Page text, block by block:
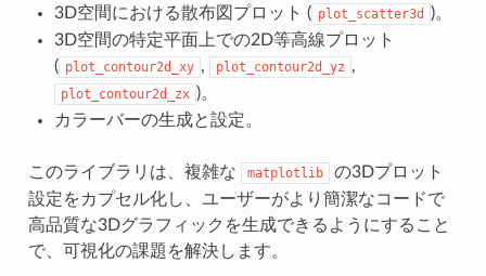
3D空間における散布図プロット ( plot_scatter3d
)。
3D空間の特定平面上での2D等高線プロット
( plot_contour2d_xy , plot_contour2d_yz ,
plot_contour2d_zx )。
カラーバーの生成と設定。
このライブラリは、複雑な matplotlib
の3Dプロット
設定をカプセル化し、ユーザーがより簡潔なコードで
高品質な3Dグラフィックを生成できるようにすること
で、可視化の課題を解決します。